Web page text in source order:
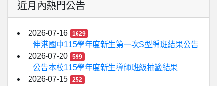
近月內熱門公告
2026-07-16 1629
伸港國中115學年度新生第一次S型編班結果公告
2026-07-20
599
公告本校115學年度新生導師班級抽籤結果
2026-07-15
252